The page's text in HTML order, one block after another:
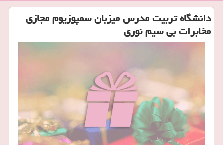
دانشگاه تربیت مدرس میزبان سمپوزیوم مجازی
مخابرات بی سیم نوری